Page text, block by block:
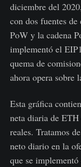
diciembre del
con dos fuentes
PoW y la cadena
implementó el
quema de
ahora opera sobre
Esta gráfica
neta diaria de
reales. Tratamos
neto diario en la
que se